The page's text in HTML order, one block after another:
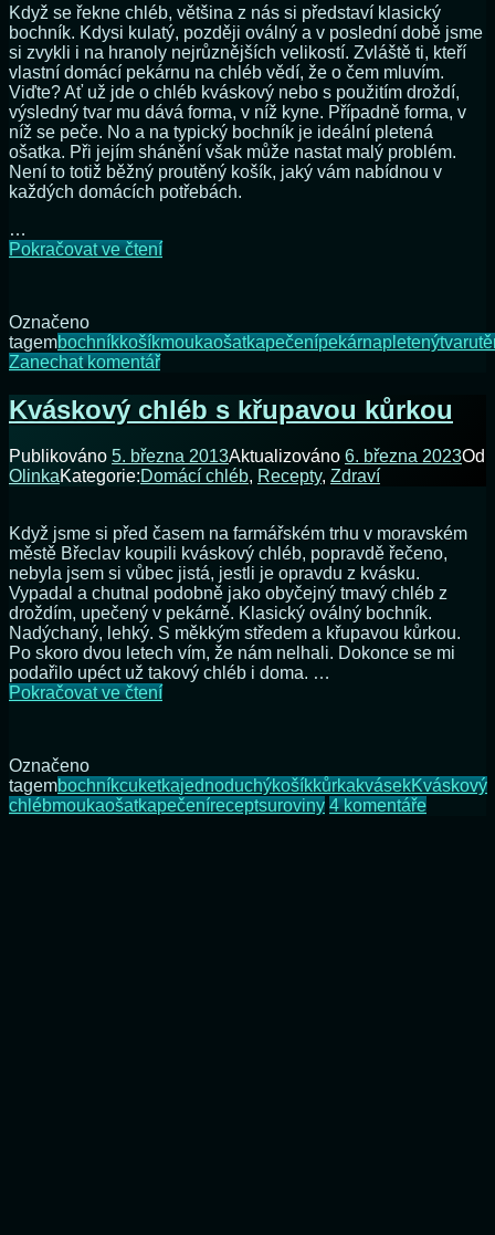
Když se řekne chléb, většina z nás si představí klasický
bochník. Kdysi kulatý, později oválný a v poslední době jsme
si zvykli i na hranoly nejrůznějších velikostí. Zvláště ti, kteří
vlastní domácí pekárnu na chléb vědí, že o čem mluvím.
Viďte? Ať už jde o chléb kváskový nebo s použitím droždí,
výsledný tvar mu dává forma, v níž kyne. Případně forma, v
níž se peče. No a na typický bochník je ideální pletená
ošatka. Při jejím shánění však může nastat malý problém.
Není to totiž běžný proutěný košík, jaký vám nabídnou v
každých domácích potřebách.
…
Pokračovat ve čteníOšatka
Označeno
tagembochníkkošíkmoukaošatkapečenípekárnapletenýtvar
Zanechat komentářna
na
chléb
Kváskový chléb s křupavou kůrkou
Publikováno 5. března 2013Aktualizováno 6. března 2023Od
OlinkaKategorie:Domácí chléb, Recepty, Zdraví
Když jsme si před časem na farmářském trhu v moravském
městě Břeclav koupili kváskový chléb, popravdě řečeno,
nebyla jsem si vůbec jistá, jestli je opravdu z kvásku.
Vypadal a chutnal podobně jako obyčejný tmavý chléb z
droždím, upečený v pekárně. Klasický oválný bochník.
Nadýchaný, lehký. S měkkým středem a křupavou kůrkou.
Po skoro dvou letech vím, že nám nelhali. Dokonce se mi
podařilo upéct už takový chléb i doma. …
Pokračovat ve čteníKváskový
kůrkou
Označeno
tagembochníkcuketkajednoduchýkošíkkůrkakvásekKváskový
chlébmoukaošatkapečeníreceptsuroviny 4 komentářeu